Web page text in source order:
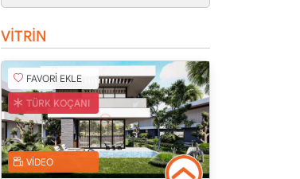
VİTRİN
FAVORİ EKLE
TÜRK KOÇANI
VİDEO